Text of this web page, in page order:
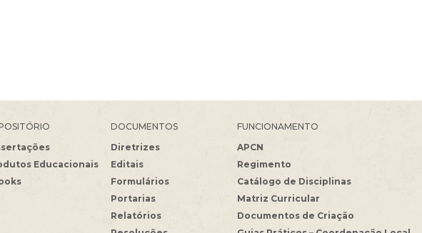
Educacionais
DOCUMENTOS
Diretrizes
Editais
Formulários
Portarias
Relatórios
FUNCIONAMENTO
APCN
Regimento
Catálogo de Disciplinas
Matriz Curricular
Documentos de Criação